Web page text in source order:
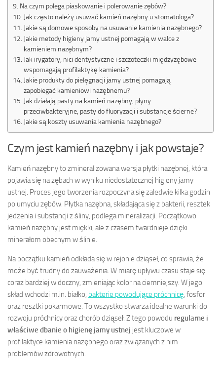
Na czym polega piaskowanie i polerowanie zębów?
Jak często należy usuwać kamień nazębny u stomatologa?
Jakie są domowe sposoby na usuwanie kamienia nazębnego?
Jakie metody higieny jamy ustnej pomagają w walce z
kamieniem nazębnym?
Jak irygatory, nici dentystyczne i szczoteczki międzyzębowe
wspomagają profilaktykę kamienia?
Jakie produkty do pielęgnacji jamy ustnej pomagają
zapobiegać kamieniowi nazębnemu?
Jak działają pasty na kamień nazębny, płyny
przeciwbakteryjne, pasty do fluoryzacji i substancje ścierne?
Jakie są koszty usuwania kamienia nazębnego?
Czym jest kamień nazębny i jak powstaje?
Kamień nazębny to zmineralizowana wersja płytki nazębnej, która
pojawia się na zębach w wyniku niedostatecznej higieny jamy
ustnej. Proces jego tworzenia rozpoczyna się zaledwie kilka godzin
po umyciu zębów. Płytka nazębna, składająca się z bakterii, resztek
jedzenia i substancji z śliny, podlega mineralizacji. Początkowo
kamień nazębny jest miękki, ale z czasem twardnieje dzięki
minerałom obecnym w ślinie.
Na początku kamień odkłada się w rejonie dziąseł, co sprawia, że
może być trudny do zauważenia. W miarę upływu czasu staje się
coraz bardziej widoczny, zmieniając kolor na ciemniejszy. W jego
skład wchodzi m.in. białko, bakterie powodujące próchnicę, fosfor
oraz resztki pokarmowe. To wszystko stwarza idealne warunki do
rozwoju próchnicy oraz chorób dziąseł. Z tego powodu regularne i
właściwe dbanie o higienę jamy ustnej jest kluczowe w
profilaktyce kamienia nazębnego oraz związanych z nim
problemów zdrowotnych.